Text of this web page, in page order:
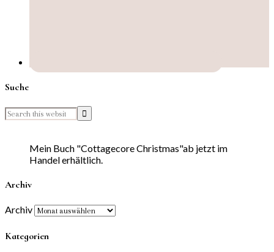
Suche
Mein Buch "Cottagecore Christmas"ab jetzt im
Handel erhältlich.
Archiv
Archiv
Kategorien